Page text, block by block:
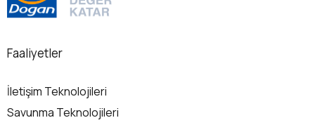
Faaliyetler
İletişim Teknolojileri
Savunma Teknolojileri